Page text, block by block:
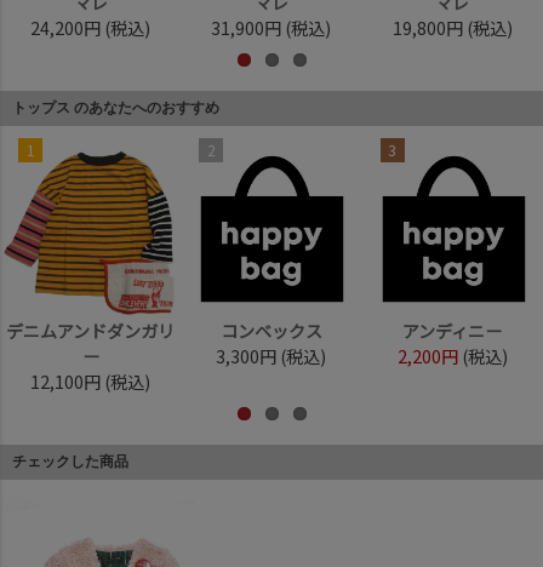
24,200円 (税込)
31,900円 (税込)
19,800円 (税込)
トップス のあなたへのおすすめ
1
デニムアンドダンガリ
ー
12,100円 (税込)
2
コンベックス
3,300円 (税込)
3
アンディニー
2,200円 (税込)
チェックした商品